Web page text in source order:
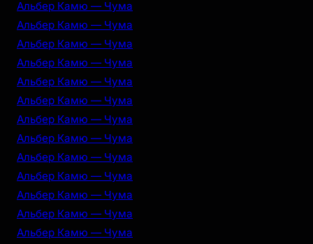
Альбер Камю — Чума
Альбер Камю — Чума
Альбер Камю — Чума
Альбер Камю — Чума
Альбер Камю — Чума
Альбер Камю — Чума
Альбер Камю — Чума
Альбер Камю — Чума
Альбер Камю — Чума
Альбер Камю — Чума
Альбер Камю — Чума
Альбер Камю — Чума
Альбер Камю — Чума